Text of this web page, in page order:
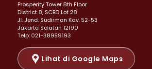
Properti Dijual di Menteng >
Properti Dijual di Senen >
Properti Dijual di Tanah Abang >
Properti Dijual di Cikini >
Properti Dijual di Kramat >
Properti Dijual di Pasar Baru >
Prosperity Tower 8th Floor
District 8, SCBD Lot 28
JI. Jend. Sudirman Kav. 52-53
Jakarta Selatan 12190
Telp: 021-38959193
Lihat di Google Maps